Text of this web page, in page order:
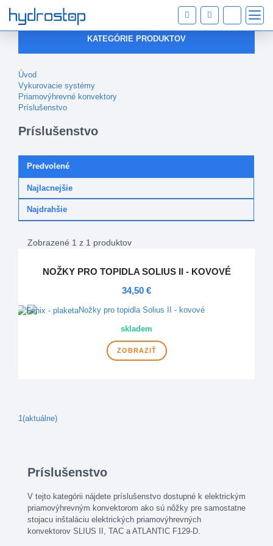
KATEGÓRIE PRODUKTOV
Úvod
Vykurovacie systémy
Priamovýhrevné konvektory
Príslušenstvo
Príslušenstvo
Predvolené
Najlacnejšie
Najdrahšie
Zobrazené 1 z 1 produktov
NOŽKY PRO TOPIDLA SOLIUS II - KOVOVÉ
34,50 €
skladem
ZOBRAZIŤ
1 (aktuálne)
Príslušenstvo
V tejto kategórii nájdete príslušenstvo dostupné k elektrickým
priamovýhrevným konvektorom ako sú nôžky pre samostatne
stojacu inštaláciu elektrických priamovýhrevných
konvektorov SLIUS II, TAC a ATLANTIC F129-D.